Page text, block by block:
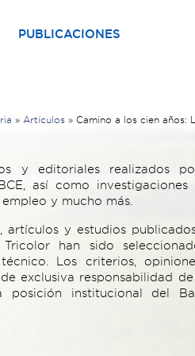
PUBLICACIONES
» Artículos » Camino a los cien años:
y editoriales realizados
así como investigaciones
y mucho más.
artículos y estudios
Tricolor han sido
Los criterios,
exclusiva responsabilidad
posición institucional del